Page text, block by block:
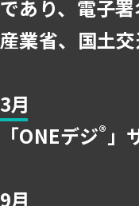
であり、電子
産業省、国土
3月
「ONEデジ® 」
9月